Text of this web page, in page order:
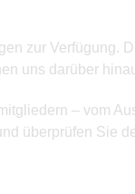
zur Verfügung.
uns darüber
– vom
überprüfen Sie